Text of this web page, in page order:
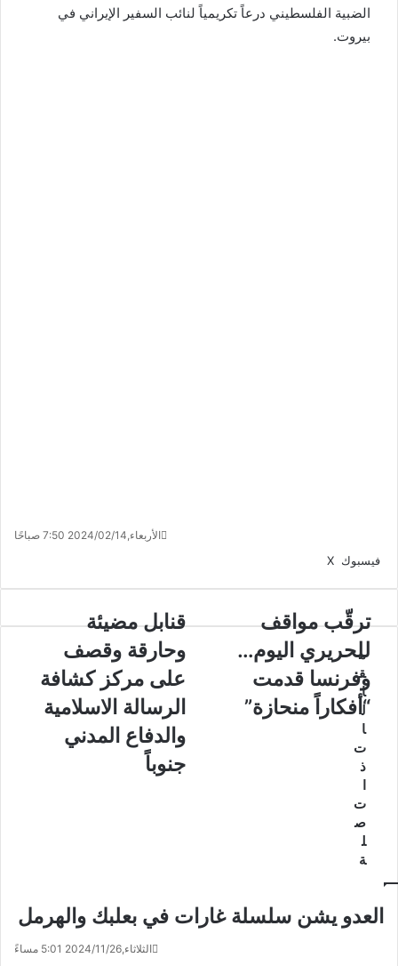
الضبية الفلسطيني درعاً تكريمياً لنائب السفير الإيراني في
بيروت.
الأربعاء,2024/02/14 7:50 صباحًا
فيسبوك X
قنابل مضيئة
وحارقة وقصف
على مركز كشافة
الرسالة الاسلامية
والدفاع المدني
جنوباً
ترقّب مواقف
للحريري اليوم…
وفرنسا قدمت
“أفكاراً منحازة”
م
ق
ا
ل
ا
ت
ذ
ا
ت
ص
ل
ة
العدو يشن سلسلة غارات في بعلبك والهرمل
الثلاثاء,2024/11/26 5:01 مساءً